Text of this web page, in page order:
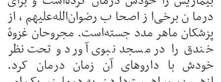
درمان برخی‌از اصحاب رضوان‌الله‌علیهم، از
پزشکان ماهر مدد جسته‌است. مجروحان غزوهٔ
خندق را در مسجد نبوی آورد و تحت نظر
خودش با داروهای آن زمان درمان کرد.